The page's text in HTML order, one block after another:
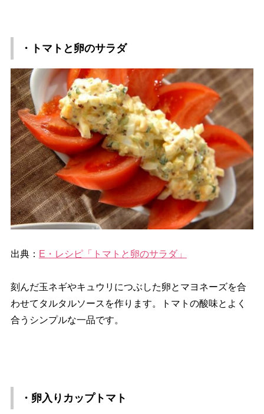
・トマトと卵のサラダ
出典： E・レシピ「トマトと卵のサラダ」
刻んだ玉ネギやキュウリにつぶした卵とマヨネーズを合
わせてタルタルソースを作ります。トマトの酸味とよく
合うシンプルな一品です。
・卵入りカップトマト